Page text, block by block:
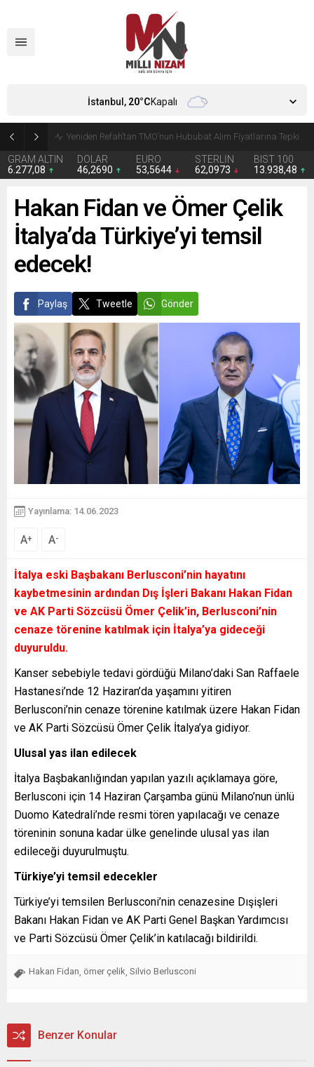
CHP’de Günaydın ve Başarır’ın grup başkanvekilliği düştü
GRAM ALTIN
6.277,08
DOLAR
46,2690
EURO
53,5644
STERLİN
62,0973
BIST 100
13.938,48
İstanbul, 20°CKapalı
Hakan Fidan ve Ömer Çelik
İtalya’da Türkiye’yi temsil
edecek!
Paylaş Tweetle Gönder
Yayınlama: 14.06.2023
A+ A-
İtalya eski Başbakanı Berlusconi’nin hayatını
kaybetmesinin ardından Dış İşleri Bakanı Hakan Fidan
ve AK Parti Sözcüsü Ömer Çelik’in, Berlusconi’nin
cenaze törenine katılmak için İtalya’ya gideceği
duyuruldu.
Kanser sebebiyle tedavi gördüğü Milano’daki San Raffaele
Hastanesi’nde 12 Haziran’da yaşamını yitiren
Berlusconi’nin cenaze törenine katılmak üzere Hakan Fidan
ve AK Parti Sözcüsü Ömer Çelik İtalya’ya gidiyor.
Ulusal yas ilan edilecek
İtalya Başbakanlığından yapılan yazılı açıklamaya göre,
Berlusconi için 14 Haziran Çarşamba günü Milano’nun ünlü
Duomo Katedrali’nde resmi tören yapılacağı ve cenaze
töreninin sonuna kadar ülke genelinde ulusal yas ilan
edileceği duyurulmuştu.
Türkiye’yi temsil edecekler
Türkiye’yi temsilen Berlusconi’nin cenazesine Dışişleri
Bakanı Hakan Fidan ve AK Parti Genel Başkan Yardımcısı
ve Parti Sözcüsü Ömer Çelik’in katılacağı bildirildi.
Hakan Fidan ömer çelik Silvio Berlusconi
Benzer Konular